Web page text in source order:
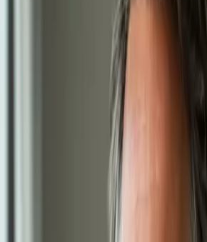
Zobrazit podrobnosti o službě
eNeschopenka online
Obnova léčby online
Stabilní léčba, která funguje — ale
registrovaný v ČLK posoudí vaši léčbu
eRecept, je-li to klinicky indikováno.
Zobrazit podrobnosti o službě
Obnova
Obnova léčby online